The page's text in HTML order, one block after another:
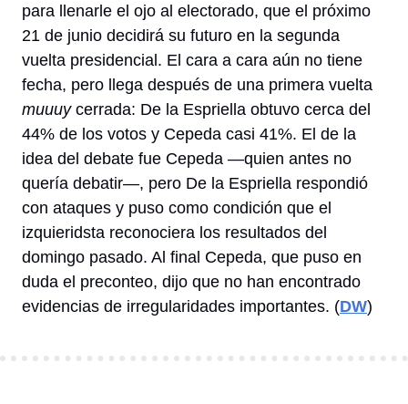
para llenarle el ojo al electorado, que el próximo
21 de junio decidirá su futuro en la segunda
vuelta presidencial. El cara a cara aún no tiene
muuuy cerrada: De la Espriella obtuvo cerca del
44% de los votos y Cepeda casi 41%. El de la
idea del debate fue Cepeda —quien antes no
quería debatir—, pero De la Espriella respondió
con ataques y puso como condición que el
izquieridsta reconociera los resultados del
domingo pasado. Al final Cepeda, que puso en
duda el preconteo, dijo que no han encontrado
evidencias de irregularidades importantes. (DW)